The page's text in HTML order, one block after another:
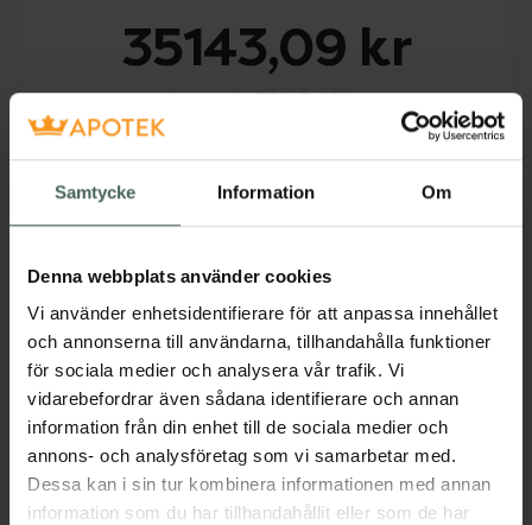
Samtycke Information Om
Denna webbplats använder cookies
Vi använder enhetsidentifierare för att anpassa innehållet
och annonserna till användarna, tillhandahålla funktioner
för sociala medier och analysera vår trafik. Vi
vidarebefordrar även sådana identifierare och annan
information från din enhet till de sociala medier och
annons- och analysföretag som vi samarbetar med.
Dessa kan i sin tur kombinera informationen med annan
information som du har tillhandahållit eller som de har
35143,09 kr
I apotek:35143,09 kr
Köp via ditt recept
Beskrivning Dölj
Läs alltid bipacksedeln innan
användning.
EAN:
07046265537205